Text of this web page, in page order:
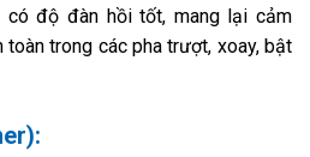
có độ đàn hồi tốt, mang lại cảm
toàn trong các pha trượt, xoay, bật